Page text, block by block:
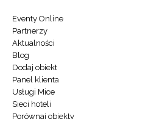
Eventy Online
Partnerzy
Aktualności
Blog
Dodaj obiekt
Panel klienta
Usługi Mice
Sieci hoteli
Porównaj obiekty